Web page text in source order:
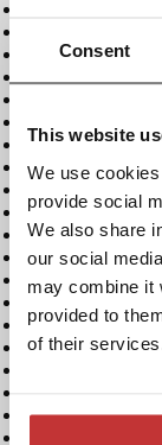
Consent
This website
We use
provide social
We also share
our social
may combine it
provided to
of their services.
ZooParc
Kerstbrunch
Kerst
Kerst
Kerst Diner
Asteria
Overnachten
Algemene
Openlucht
3-daags
Marel - PSH
Privé Sauna
Fietshotel